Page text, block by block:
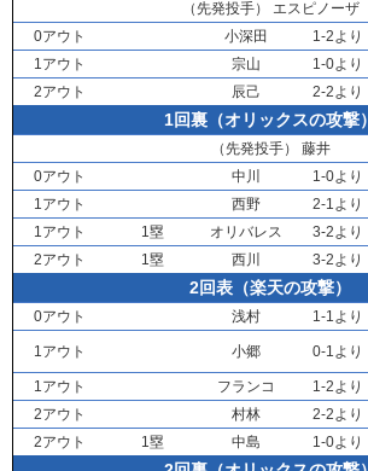
（先発投手）
エスピノーザ
0アウト
小深田 1-2より
1アウト
宗山 1-0より
2アウト
辰己 2-2より
1回裏（オリックスの攻撃）
（先発投手） 藤井
0アウト
中川 1-0より
1アウト
西野 2-1より
1アウト
1塁 オリバレス 3-2より
2アウト
1塁 西川 3-2より
2回表（楽天の攻撃）
0アウト 浅村 1-1より
1アウト 小郷 0-1より
1アウト
フランコ 1-2より
2アウト
村林 2-2より
2アウト
1塁 中島 1-0より